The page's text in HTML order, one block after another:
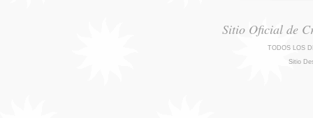
Sitio Oficial de
TODOS LOS
Sitio